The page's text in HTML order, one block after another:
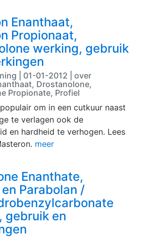
Enanthaat,
Propionaat,
werking, gebruik
| 01-01-2012 | over
Drostanolone,
Propionate, Profiel
om in een cutkuur naast
te verlagen ook de
en hardheid te verhogen. Lees
meer
Enanthate,
Parabolan /
gebruik en